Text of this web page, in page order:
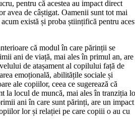
pentru că acestea au impact direct
avea de câștigat. Oamenii sunt tot mai
există și proba științifică pentru
că modul în care părinții se
ani de viață, mai ales în primul an, are
de atașament al copilului față de
emoțională, abilitățile sociale și
ale copiilor, ceea ce sugerează că
la locul de muncă, mai ales în tranziția
ani în care sunt părinți, are un impact
lor și relației pe care copiii o au cu